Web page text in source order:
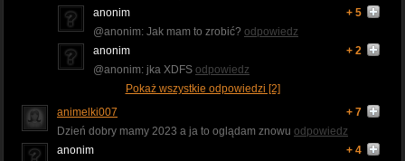
anonim
+ 5
@anonim: Jak mam to zrobić? odpowiedz
anonim
+ 2
@anonim: jka XDFS odpowiedz
Pokaż wszystkie odpowiedzi [2]
animelki007
+ 7
Dzień dobry mamy 2023 a ja to oglądam znowu odpowiedz
anonim
+ 4